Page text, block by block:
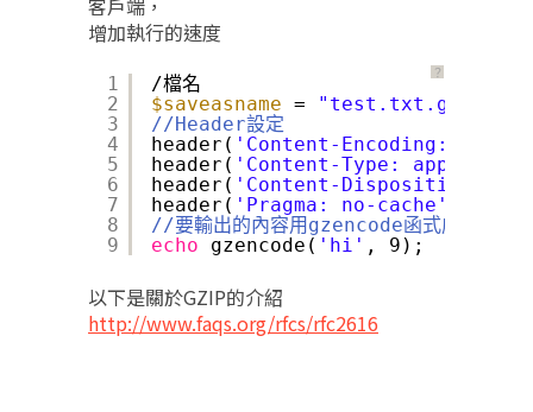
客戶端，
增加執行的速度
？
1
2
3
4
5
6
7
8
9
/檔名
$saveasname = "test.txt.gz"
//Header設定
header( 'Content-Encoding:x-gzip'
header( 'Content-Type:
header( 'Content-Disposition:
header( 'Pragma: no-cache'
//要輸出的內容用gzencode函式處理過
echo
gzencode( 'hi' , 9);
以下是關於GZIP的介紹
http://www.faqs.org/rfcs/rfc2616